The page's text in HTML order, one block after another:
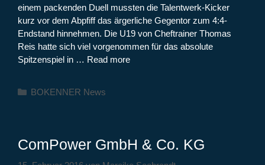
einem packenden Duell mussten die Talentwerk-Kicker
kurz vor dem Abpfiff das ärgerliche Gegentor zum 4:4-
Endstand hinnehmen. Die U19 von Cheftrainer Thomas
Reis hatte sich viel vorgenommen für das absolute
Spitzenspiel in … Read more
Kategorien
BOKENNER News
ComPower GmbH & Co. KG